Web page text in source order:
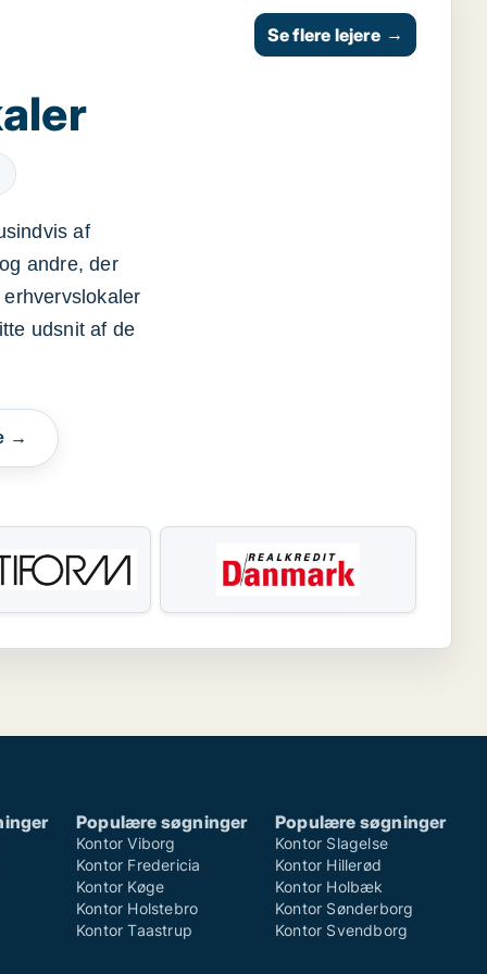
af
andre, der
udsnit af de
→
Se flere lejere →
Populære søgninger
Kontor Viborg
Kontor Fredericia
Kontor Køge
Kontor Holstebro
Kontor Taastrup
Populære søgninger
Kontor Slagelse
Kontor Hillerød
Kontor Holbæk
Kontor Sønderborg
Kontor Svendborg